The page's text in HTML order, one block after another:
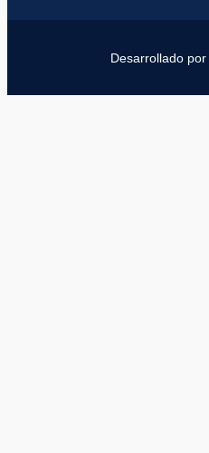
Desarrollado por